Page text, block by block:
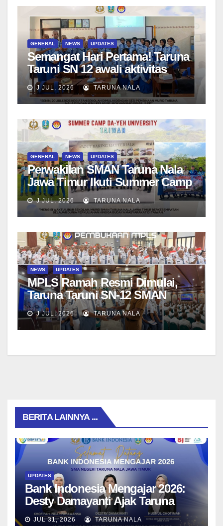
GENERAL NEWS UPDATES
Semangat Hari Pertama! Taruna
Taruni SN 12 awali aktivitas
bersama Wali Kelas dan Tes
Asesmen Diagnostik
J JUL, 2026 TARUNA NALA
GENERAL NEWS UPDATES
Perwakilan SMAN Taruna Nala
Jawa Timur Ikuti Summer Camp
di Da-Yeh University, Taiwan
J JUL, 2026 TARUNA NALA
NEWS UPDATES
MPLS Ramah Resmi Dimulai,
Taruna Taruni SN-12 SMAN
Taruna Nala Jawa Timur Siap
Menjalani Tahun Ajaran Baru
J JUL, 2026 TARUNA NALA
BERITA LAINNYA ...
UPDATES
Bank Indonesia Mengajar 2026:
Desty Damayanti Ajak Taruna
SMAN Taruna Nala Jawa Timur
JUL 31, 2026 TARUNA NALA